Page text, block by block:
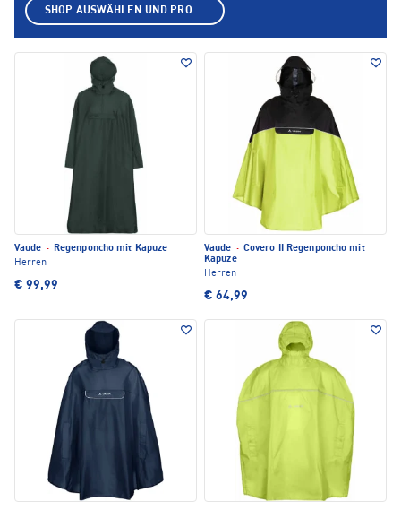
Vaude · Regenponcho mit Kapuze
Herren
€ 99,99
Vaude · Covero II Regenponcho mit
Kapuze
Herren
€ 64,99
SHOP AUSWÄHLEN UND PRODUKTE ANZEIGEN